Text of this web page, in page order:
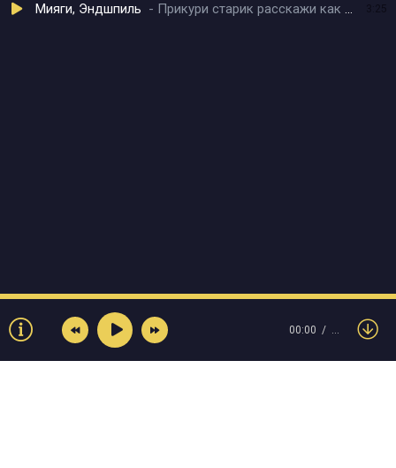
Мияги, Эндшпиль Прикури старик расскажи как быть
00:00 …